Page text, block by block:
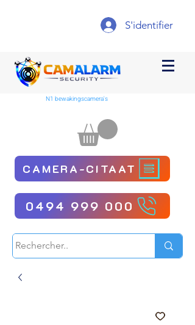
S'identifier
N1 bewakingscamera's
CAMERA-CITAAT
0494 999 000